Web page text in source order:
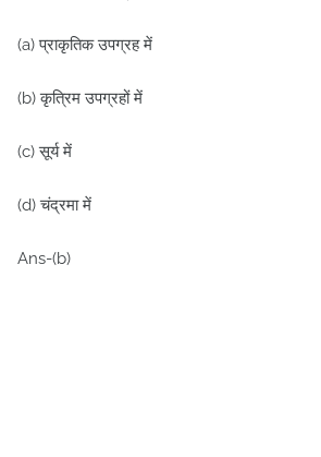
(a) प्राकृतिक उपग्रह में
(b) कृत्रिम उपग्रहों में
(c) सूर्य में
(d) चंद्रमा में
Ans-(b)